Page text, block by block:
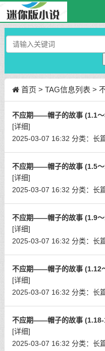
首页 > TAG信息列表 >
不应期——帽子的故事 (1.1～
[详细]
2025-03-07 16:32 分类： 长
不应期——帽子的故事 (1.5～
[详细]
2025-03-07 16:32 分类： 长
不应期——帽子的故事 (1.9～
[详细]
2025-03-07 16:32 分类： 长
不应期——帽子的故事 (1.12
[详细]
2025-03-07 16:32 分类： 长
不应期——帽子的故事 (1.18-
[详细]
2025-03-07 16:32 分类： 长